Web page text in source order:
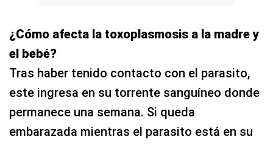
¿Cómo afecta la toxoplasmosis a la madre y
el bebé?
Tras haber tenido contacto con el parasito,
este ingresa en su torrente sanguíneo donde
permanece una semana. Si queda
embarazada mientras el parasito está en su